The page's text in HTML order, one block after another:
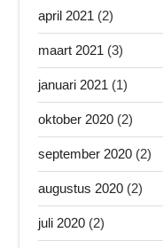
april 2021 (2)
maart 2021 (3)
januari 2021 (1)
oktober 2020(2)
september 2020(2)
augustus 2020(2)
juli 2020(2)